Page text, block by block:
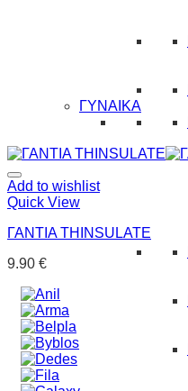
ΓΥΝΑΙΚΑ
Add to wishlist
Quick View
ΓΑΝΤΙΑ THINSULATE
9.90 €